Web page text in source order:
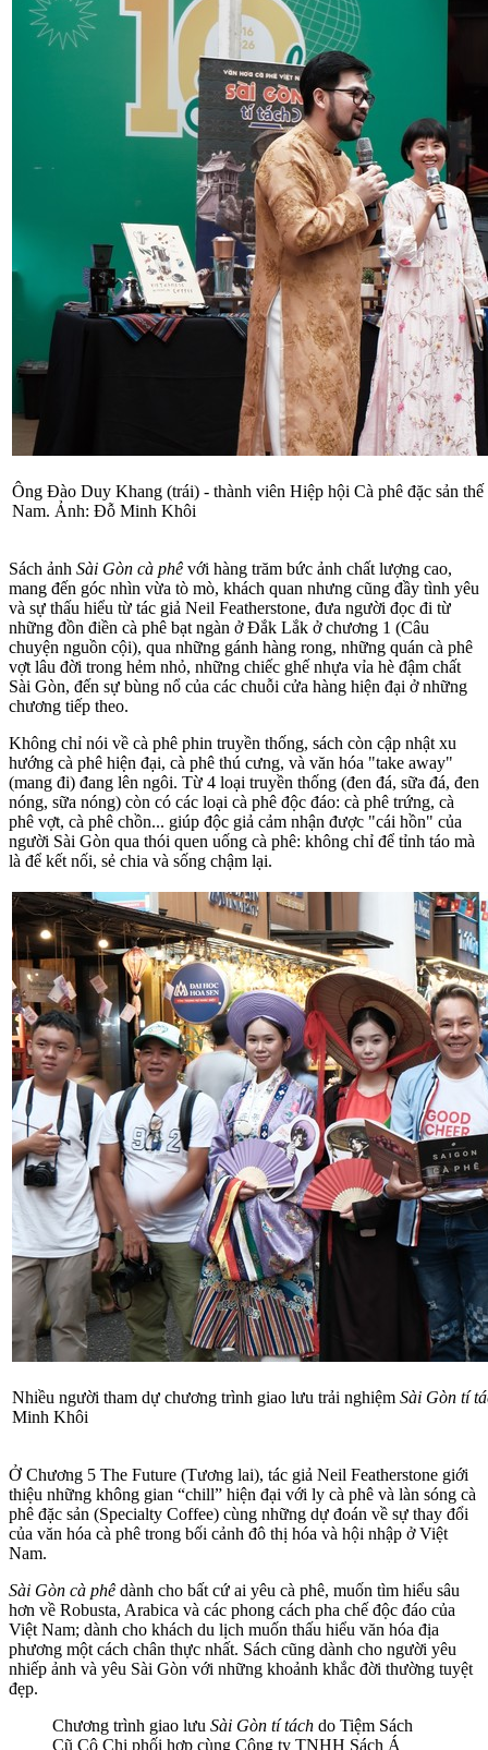
Ông Đào Duy Khang (trái) - thành viên Hiệp hội Cà phê đặc sản
Nam. Ảnh: Đỗ Minh Khôi
Sách ảnh Sài Gòn cà phê với hàng trăm bức ảnh chất lượng cao,
mang đến góc nhìn vừa tò mò, khách quan nhưng cũng đầy tình yêu
và sự thấu hiểu từ tác giả Neil Featherstone, đưa người đọc đi từ
những đồn điền cà phê bạt ngàn ở Đắk Lắk ở chương 1 (Câu
chuyện nguồn cội), qua những gánh hàng rong, những quán cà phê
vợt lâu đời trong hẻm nhỏ, những chiếc ghế nhựa vỉa hè đậm chất
Sài Gòn, đến sự bùng nổ của các chuỗi cửa hàng hiện đại ở những
chương tiếp theo.
Không chỉ nói về cà phê phin truyền thống, sách còn cập nhật xu
hướng cà phê hiện đại, cà phê thú cưng, và văn hóa "take away"
(mang đi) đang lên ngôi. Từ 4 loại truyền thống (đen đá, sữa đá, đen
nóng, sữa nóng) còn có các loại cà phê độc đáo: cà phê trứng, cà
phê vợt, cà phê chồn... giúp độc giả cảm nhận được "cái hồn" của
người Sài Gòn qua thói quen uống cà phê: không chỉ để tỉnh táo mà
là để kết nối, sẻ chia và sống chậm lại.
Nhiều người tham dự chương trình giao lưu trải nghiệm Sài Gòn tí
Minh Khôi
Ở Chương 5 The Future (Tương lai), tác giả Neil Featherstone giới
thiệu những không gian “chill” hiện đại với ly cà phê và làn sóng cà
phê đặc sản (Specialty Coffee) cùng những dự đoán về sự thay đổi
của văn hóa cà phê trong bối cảnh đô thị hóa và hội nhập ở Việt
Nam.
Sài Gòn cà phê dành cho bất cứ ai yêu cà phê, muốn tìm hiểu sâu
hơn về Robusta, Arabica và các phong cách pha chế độc đáo của
Việt Nam; dành cho khách du lịch muốn thấu hiểu văn hóa địa
phương một cách chân thực nhất. Sách cũng dành cho người yêu
nhiếp ảnh và yêu Sài Gòn với những khoảnh khắc đời thường tuyệt
đẹp.
Chương trình giao lưu Sài Gòn tí tách do Tiệm Sách
Cũ Cô Chi phối hợp cùng Công ty TNHH Sách Á